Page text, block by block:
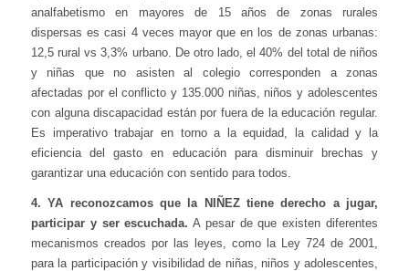
analfabetismo en mayores de 15 años de zonas rurales
dispersas es casi 4 veces mayor que en los de zonas urbanas:
12,5 rural vs 3,3% urbano. De otro lado, el 40% del total de niños
y niñas que no asisten al colegio corresponden a zonas
afectadas por el conflicto y 135.000 niñas, niños y adolescentes
con alguna discapacidad están por fuera de la educación regular.
Es imperativo trabajar en torno a la equidad, la calidad y la
eficiencia del gasto en educación para disminuir brechas y
garantizar una educación con sentido para todos.
4. YA reconozcamos que la NIÑEZ tiene derecho a jugar,
participar y ser escuchada. A pesar de que existen diferentes
mecanismos creados por las leyes, como la Ley 724 de 2001,
para la participación y visibilidad de niñas, niños y adolescentes,